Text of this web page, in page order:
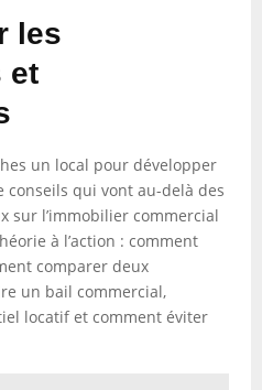
les
et
un local pour développer
conseils qui vont au-delà des
sur l’immobilier commercial
à l’action : comment
comparer deux
un bail commercial,
locatif et comment éviter